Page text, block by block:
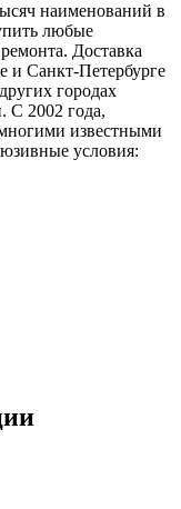
наименований в
любые
Доставка
и Санкт-Петербурге
городах
С 2002 года,
известными
условия: